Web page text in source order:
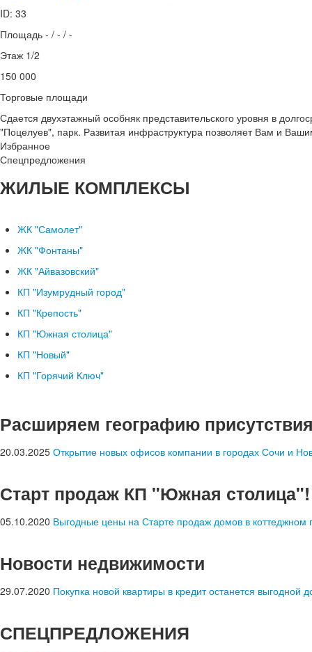
ID: 33
Площадь - / - / -
Этаж 1/2
150 000
Торговые площади
Сдается двухэтажный особняк представительского уровня в
"Поцелуев", парк. Развитая инфраструктура позволяет Вам и
Избранное
Спецпредложения
ЖИЛЫЕ КОМПЛЕКСЫ
ЖК "Самолет"
ЖК "Фонтаны"
ЖК "Айвазовский"
КП "Изумрудный город"
КП "Крепость"
КП "Южная столица"
КП "Новый"
КП "Горячий Ключ"
Расширяем географию
20.03.2025 Открытие новых офисов компании в городах Сочи и
Старт продаж КП "Южная столица"!
05.10.2020 Выгодные цены на Старте продаж домов в
Новости недвижимости
29.07.2020 Покупка новой квартиры в кредит останется выгодной
СПЕЦПРЕДЛОЖЕНИЯ